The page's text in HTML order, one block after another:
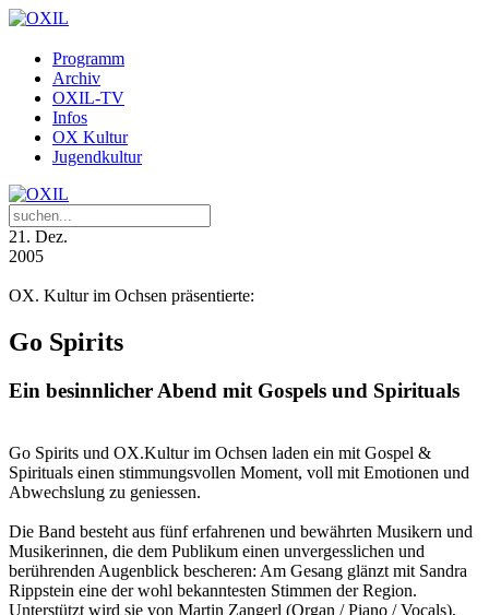
Programm
Archiv
OXIL-TV
Infos
OX Kultur
Jugendkultur
21 . Dez.
2005
OX. Kultur im Ochsen präsentierte:
Go Spirits
Ein besinnlicher Abend mit Gospels und Spirituals
Go Spirits und OX.Kultur im Ochsen laden ein mit Gospel &
Spirituals einen stimmungsvollen Moment, voll mit Emotionen und
Abwechslung zu geniessen.
Die Band besteht aus fünf erfahrenen und bewährten Musikern und
Musikerinnen, die dem Publikum einen unvergesslichen und
berührenden Augenblick bescheren: Am Gesang glänzt mit Sandra
Rippstein eine der wohl bekanntesten Stimmen der Region.
Unterstützt wird sie von Martin Zangerl (Organ / Piano / Vocals),